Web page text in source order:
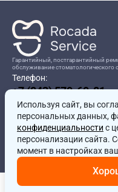
Гарантийный, постгарантийный
обслуживание стоматологического
Телефон:
+7 (843) 570-60-81
Режим работы:8:00-17:00
Адрес:
г.Казань,
Почта:
Другие проекты
Используя сайт, вы
персональных данных,
конфиденциальности с
персонализации сайта.
момент в настройках